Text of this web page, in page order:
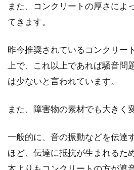
また、コンクリートの厚さによ
てきます。
昨今推奨されているコンクリー
上で、これ以上であれば騒音問
は少ないと言われています。
また、障害物の素材でも大きく
一般的に、音の振動などを伝達
ほど、伝達に抵抗が生まれるた